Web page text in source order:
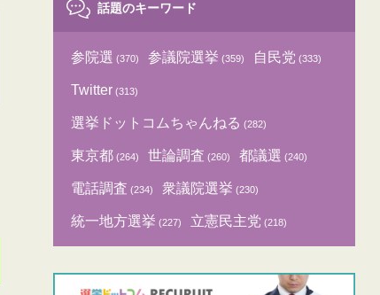
話題のキーワード
参院選 (370) 参議院選挙 (359) 自民党 (333)
Twitter (313)
選挙ドットコムちゃんねる (282)
東京都 (264) 世論調査 (260) 都議選 (240)
電話調査 (234) 衆議院選挙 (230)
統一地方選挙 (227) 立憲民主党 (218)